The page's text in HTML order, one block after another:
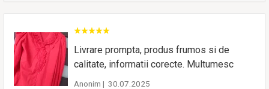
Livrare prompta, produs frumos si de
calitate, informatii corecte. Multumesc
Anonim | 30.07.2025